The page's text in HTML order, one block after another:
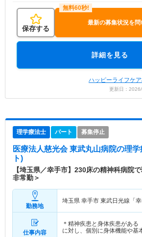
保存する
最新の募集状況を問
詳細を見る
ハッピーライフケ
更新日：
理学療法士 パート 募集停止
医療法人慈光会 東武丸山病院の理学
ト)
【埼玉県／幸手市】230床の精神科病院
非常勤＞
勤務地
埼玉県 幸手市 東武日光線「幸
仕事内容
＊精神疾患と身体疾患がある
に対し、個別に身体機能や基